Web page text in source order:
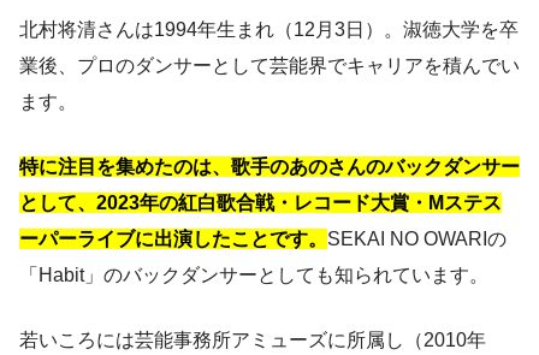
北村将清さんは1994年生まれ（12月3日）。淑徳大学を卒
業後、プロのダンサーとして芸能界でキャリアを積んでい
ます。
特に注目を集めたのは、歌手のあのさんのバックダンサー
として、2023年の紅白歌合戦・レコード大賞・Mステス
ーパーライブに出演したことです。 SEKAI NO OWARIの
「Habit」のバックダンサーとしても知られています。
若いころには芸能事務所アミューズに所属し（2010年